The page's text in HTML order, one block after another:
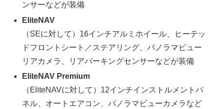
ンサーなどが装備
EliteNAV
（SEに対して）16インチアルミホイール、ヒーテッ
ドフロントシート／ステアリング、パノラマビュー
リアカメラ、リアパーキングセンサーなどが装備
EliteNAV Premium
（EliteNAVに対して）12インチインストルメントパ
ネル、オートエアコン、パノラマビューカメラなど